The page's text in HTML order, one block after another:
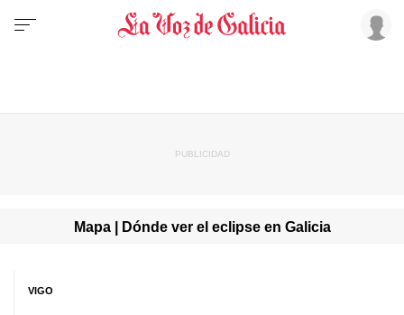
Mapa | Dónde ver el eclipse en Galicia
VIGO